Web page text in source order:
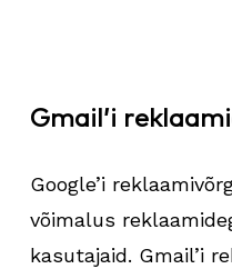
Gmail’i
Google’i
võimalus
kasutajaid. Gmail’i